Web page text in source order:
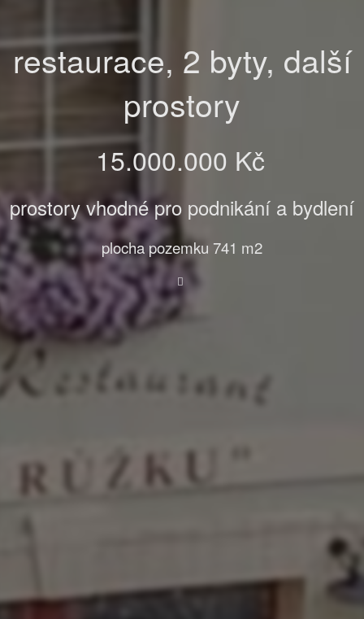
restaurace, 2 byty, další
prostory
15.000.000 Kč
prostory vhodné pro podnikání a bydlení
plocha pozemku 741 m2